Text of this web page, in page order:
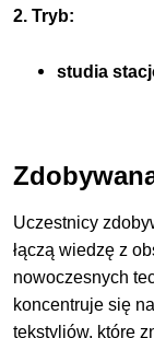
2. Tryb:
studia
Uczestnicy
łączą wiedzę z
nowoczesnych
koncentruje się
tekstyliów, które